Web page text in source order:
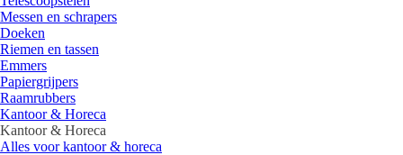
Messen en schrapers
Doeken
Riemen en tassen
Emmers
Papiergrijpers
Raamrubbers
Kantoor & Horeca
Kantoor & Horeca
Alles voor kantoor & horeca